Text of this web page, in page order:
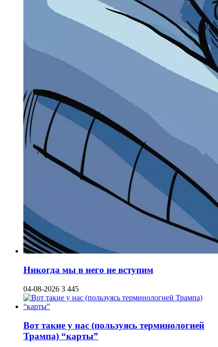
Никогда мы в него не вступим
04-08-2026 3 445
Вот такие у нас (пользуясь терминологией
Трампа) “карты”